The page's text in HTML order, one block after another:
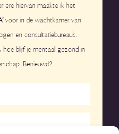
ere hiervan maakte ik het
voor in de wachtkamer van
en consultatiebureau’s.
blijf je mentaal gezond in
Benieuwd?